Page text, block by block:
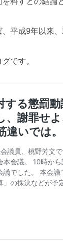
平成9年以来、
です。